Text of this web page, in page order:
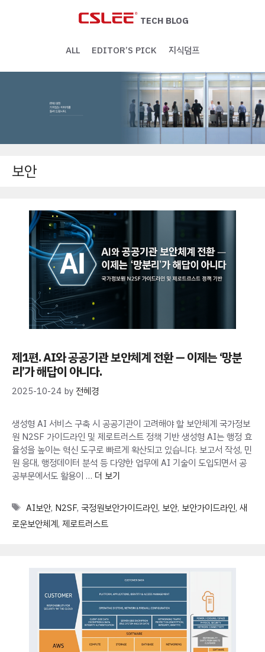
TECH BLOG
ALL EDITOR’S PICK 지식덤프
보안
제1편. AI와 공공기관 보안체계 전환 ― 이제는 ‘망분
리’가 해답이 아니다.
2025-10-24 by 전혜경
생성형 AI 서비스 구축 시 공공기관이 고려해야 할 보안체계 국가정보
원 N2SF 가이드라인 및 제로트러스트 정책 기반 생성형 AI는 행정 효
율성을 높이는 혁신 도구로 빠르게 확산되고 있습니다. 보고서 작성, 민
원 응대, 행정데이터 분석 등 다양한 업무에 AI 기술이 도입되면서 공
공부문에서도 활용이 … 더 보기
Tags
AI보안, N2SF, 국정원보안가이드라인, 보안, 보안가이드라인, 새
로운보안체계, 제로트러스트